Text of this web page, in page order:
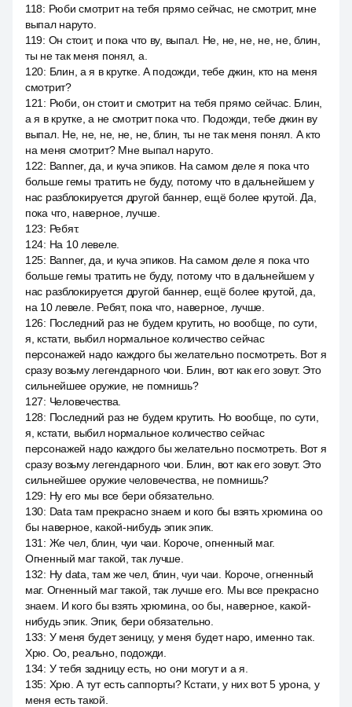
118: Рюби смотрит на тебя прямо сейчас, не смотрит, мне
выпал наруто.
119: Он стоит, и пока что ву, выпал. Не, не, не, не, не, блин,
ты не так меня понял, а.
120: Блин, а я в крутке. А подожди, тебе джин, кто на меня
смотрит?
121 : Рюби, он стоит и смотрит на тебя прямо сейчас. Блин,
а я в крутке, а не смотрит пока что. Подожди, тебе джин ву
выпал. Не, не, не, не, не, блин, ты не так меня понял. А кто
на меня смотрит? Мне выпал наруто.
122: Banner, да, и куча эпиков. На самом деле я пока что
больше гемы тратить не буду, потому что в дальнейшем у
нас разблокируется другой баннер, ещё более крутой. Да,
пока что, наверное, лучше.
123: Ребят.
124: На 10 левеле.
125: Banner, да, и куча эпиков. На самом деле я пока что
больше гемы тратить не буду, потому что в дальнейшем у
нас разблокируется другой баннер, ещё более крутой, да,
на 10 левеле. Ребят, пока что, наверное, лучше.
126: Последний раз не будем крутить, но вообще, по сути,
я, кстати, выбил нормальное количество сейчас
персонажей надо каждого бы желательно посмотреть. Вот я
сразу возьму легендарного чои. Блин, вот как его зовут. Это
сильнейшее оружие, не помнишь?
127: Человечества.
128: Последний раз не будем крутить. Но вообще, по сути,
я, кстати, выбил нормальное количество сейчас
персонажей надо каждого бы желательно посмотреть. Вот я
сразу возьму легендарного чои. Блин, вот как его зовут. Это
сильнейшее оружие человечества, не помнишь?
129: Ну его мы все бери обязательно.
130: Data там прекрасно знаем и кого бы взять хрюмина оо
бы наверное, какой-нибудь эпик эпик.
131 : Же чел, блин, чуи чаи. Короче, огненный маг.
Огненный маг такой, так лучше.
132: Ну data, там же чел, блин, чуи чаи. Короче, огненный
маг. Огненный маг такой, так лучше его. Мы все прекрасно
знаем. И кого бы взять хрюмина, оо бы, наверное, какой-
нибудь эпик. Эпик, бери обязательно.
133: У меня будет зеницу, у меня будет наро, именно так.
Хрю. Оо, реально, подожди.
134: У тебя задницу есть, но они могут и а я.
135: Хрю. А тут есть саппорты? Кстати, у них вот 5 урона, у
меня есть такой.